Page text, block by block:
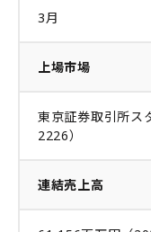
3月
上場市場
東京証券取引所ス
2226）
連結売上高